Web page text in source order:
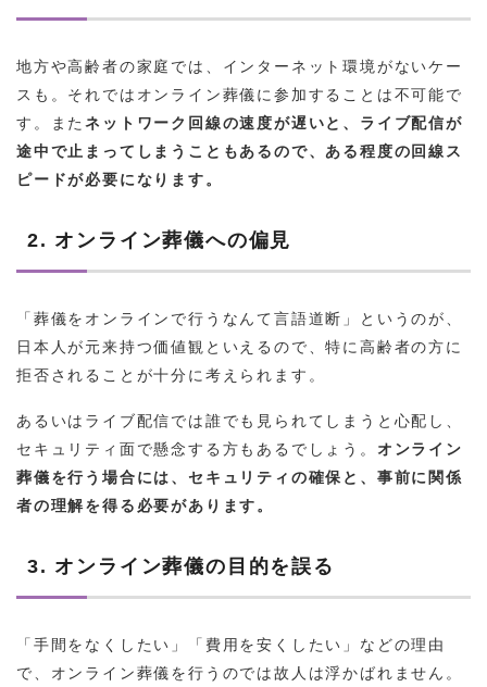
地方や高齢者の家庭では、インターネット環境がないケー
スも。それではオンライン葬儀に参加することは不可能で
す。またネットワーク回線の速度が遅いと、ライブ配信が
途中で止まってしまうこともあるので、ある程度の回線ス
ピードが必要になります。
2. オンライン葬儀への偏見
「葬儀をオンラインで行うなんて言語道断」というのが、
日本人が元来持つ価値観といえるので、特に高齢者の方に
拒否されることが十分に考えられます。
あるいはライブ配信では誰でも見られてしまうと心配し、
セキュリティ面で懸念する方もあるでしょう。 オンライン
葬儀を行う場合には、セキュリティの確保と、事前に関係
者の理解を得る必要があります。
3. オンライン葬儀の目的を誤る
「手間をなくしたい」「費用を安くしたい」などの理由
で、オンライン葬儀を行うのでは故人は浮かばれません。